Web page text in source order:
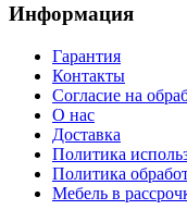
Информация
Гарантия
Контакты
Согласие на
О нас
Доставка
Политика
Политика
Мебель в